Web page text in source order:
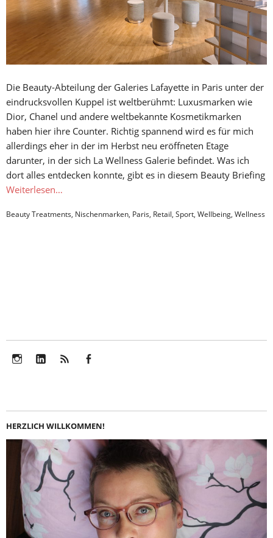
Die Beauty-Abteilung der Galeries Lafayette in Paris unter der
eindrucksvollen Kuppel ist weltberühmt: Luxusmarken wie
Dior, Chanel und andere weltbekannte Kosmetikmarken
haben hier ihre Counter. Richtig spannend wird es für mich
allerdings eher in der im Herbst neu eröffneten Etage
darunter, in der sich La Wellness Galerie befindet. Was ich
dort alles entdecken konnte, gibt es in diesem Beauty Briefing
Weiterlesen…
Beauty Treatments, Nischenmarken, Paris, Retail, Sport, Wellbeing, Wellness
HERZLICH WILLKOMMEN!